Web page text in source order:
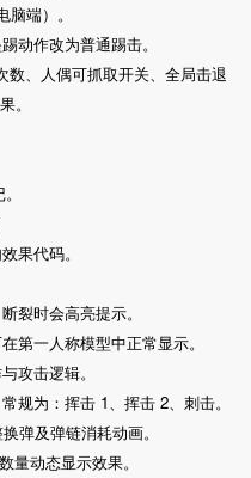
端）。
动作改为普通踢击。
、人偶可抓取开关、全局击退
。
果代码。
裂时会高亮提示。
第一人称模型中正常显示。
攻击逻辑。
规为：挥击 1、挥击 2、刺击。
弹及弹链消耗动画。
量动态显示效果。